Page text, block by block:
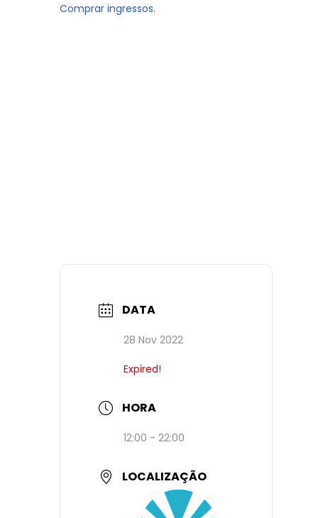
Comprar ingressos.
DATA
28 Nov 2022
Expired!
HORA
12:00 - 22:00
LOCALIZAÇÃO